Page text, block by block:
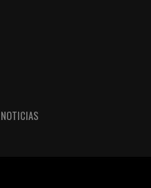
NOTICIAS